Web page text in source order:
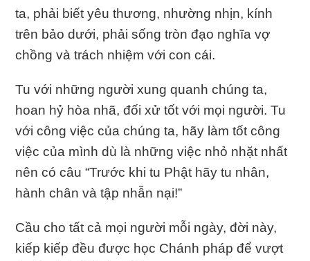
ta, phải biết yêu thương, nhường nhịn, kính
trên bảo dưới, phải sống tròn đạo nghĩa vợ
chồng và trách nhiệm với con cái.
Tu với những người xung quanh chúng ta,
hoan hỷ hòa nhã, đối xử tốt với mọi người. Tu
với công việc của chúng ta, hãy làm tốt công
việc của mình dù là những việc nhỏ nhặt nhất
nên có câu “Trước khi tu Phật hãy tu nhân,
hành chân và tập nhẫn nại!”
Cầu cho tất cả mọi người mỗi ngày, đời này,
kiếp kiếp đều được học Chánh pháp để vượt